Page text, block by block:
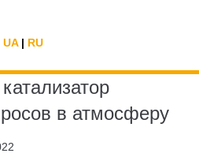
UA| RU
в атмосферу